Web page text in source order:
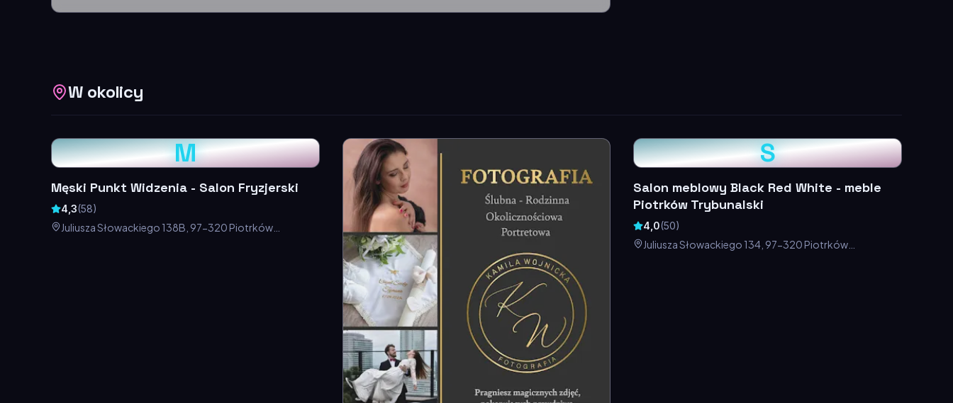
W okolicy
M
Męski Punkt Widzenia - Salon Fryzjerski
4,3(58)
Juliusza Słowackiego 138B, 97-320 Piotrków
S
Salon meblowy Black Red White - meble
Piotrków Trybunalski
4,0(50)
Juliusza Słowackiego 134, 97-320 Piotrków